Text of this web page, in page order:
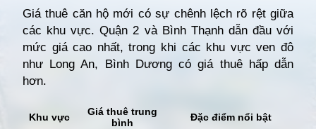
Giá thuê căn hộ mới có sự chênh lệch rõ rệt giữa
các khu vực. Quận 2 và Bình Thạnh dẫn đầu với
mức giá cao nhất, trong khi các khu vực ven đô
như Long An, Bình Dương có giá thuê hấp dẫn
hơn.
Khu vực
Giá thuê trung
bình
Đặc điểm nổi bật